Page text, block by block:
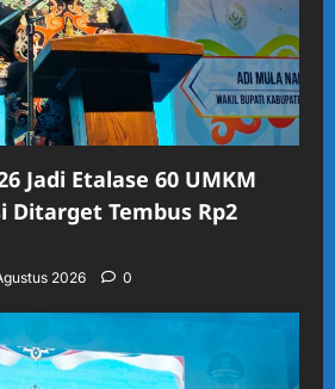
Jadi Etalase 60 UMKM
Ditarget Tembus Rp2
2026 0